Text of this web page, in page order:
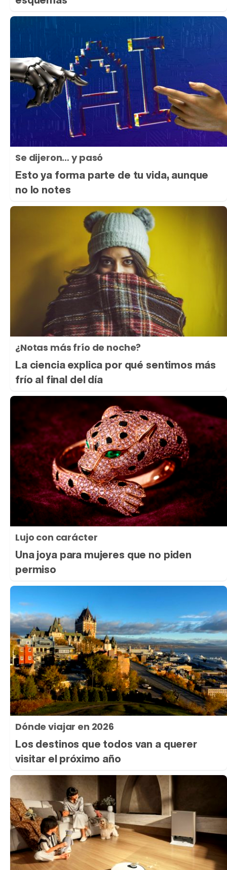
Se dijeron… y pasó
Esto ya forma parte de tu vida, aunque
no lo notes
¿Notas más frío de noche?
La ciencia explica por qué sentimos más
frío al final del día
Lujo con carácter
Una joya para mujeres que no piden
permiso
Dónde viajar en 2026
Los destinos que todos van a querer
visitar el próximo año